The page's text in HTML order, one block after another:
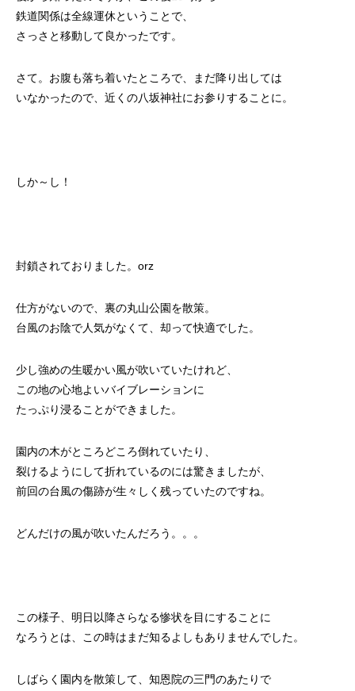
鉄道関係は全線運休ということで、
さっさと移動して良かったです。
さて。お腹も落ち着いたところで、まだ降り出しては
いなかったので、近くの八坂神社にお参りすることに。
しか～し！
封鎖されておりました。orz
仕方がないので、裏の丸山公園を散策。
台風のお陰で人気がなくて、却って快適でした。
少し強めの生暖かい風が吹いていたけれど、
この地の心地よいバイブレーションに
たっぷり浸ることができました。
園内の木がところどころ倒れていたり、
裂けるようにして折れているのには驚きましたが、
前回の台風の傷跡が生々しく残っていたのですね。
どんだけの風が吹いたんだろう。。。
この様子、明日以降さらなる惨状を目にすることに
なろうとは、この時はまだ知るよしもありませんでした。
しばらく園内を散策して、知恩院の三門のあたりで